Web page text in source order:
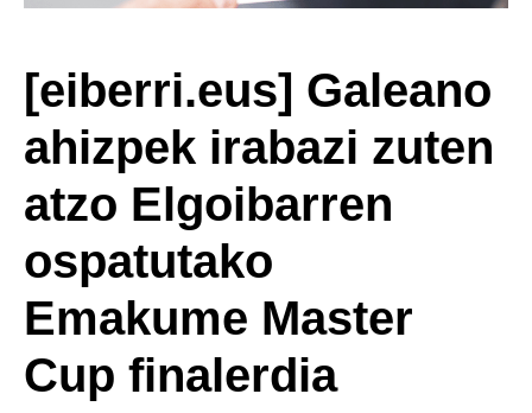
[eiberri.eus] Galeano
ahizpek irabazi zuten
atzo Elgoibarren
ospatutako
Emakume Master
Cup finalerdia